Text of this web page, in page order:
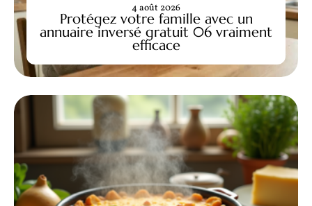
Protégez votre famille avec un
annuaire inversé gratuit 06 vraiment
efficace
4 août 2026